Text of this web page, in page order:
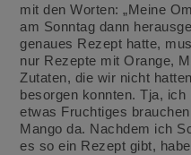
mit den Worten: „Meine
am Sonntag dann
genaues Rezept hatte,
nur Rezepte mit Orange,
Zutaten, die wir nicht
besorgen konnten. Tja,
etwas Fruchtiges
Mango da. Nachdem ich
es so ein Rezept gibt,